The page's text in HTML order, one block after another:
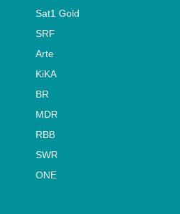
Sat1 Gold
SRF
Arte
KiKA
BR
MDR
RBB
SWR
ONE